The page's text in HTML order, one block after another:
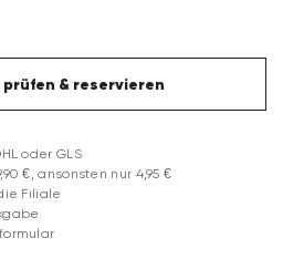
prüfen & reservieren
oder GLS
€, ansonsten nur 4,95 €
Filiale